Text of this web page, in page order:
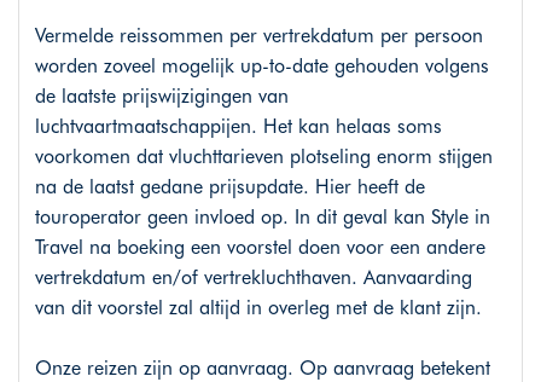
Vermelde reissommen per vertrekdatum per persoon
worden zoveel mogelijk up-to-date gehouden volgens
de laatste prijswijzigingen van
luchtvaartmaatschappijen. Het kan helaas soms
voorkomen dat vluchttarieven plotseling enorm stijgen
na de laatst gedane prijsupdate. Hier heeft de
touroperator geen invloed op. In dit geval kan Style in
Travel na boeking een voorstel doen voor een andere
vertrekdatum en/of vertrekluchthaven. Aanvaarding
van dit voorstel zal altijd in overleg met de klant zijn.
Onze reizen zijn op aanvraag. Op aanvraag betekent